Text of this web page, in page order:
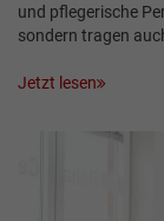
und pflegerische
sondern tragen
Jetzt lesen